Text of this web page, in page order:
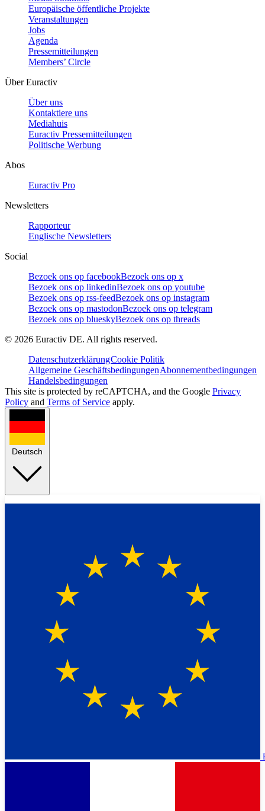
Europäische öffentliche Projekte
Veranstaltungen
Jobs
Agenda
Pressemitteilungen
Members’ Circle
Über Euractiv
Über uns
Kontaktiere uns
Mediahuis
Euractiv Pressemitteilungen
Politische Werbung
Abos
Euractiv Pro
Newsletters
Rapporteur
Englische Newsletters
Social
Bezoek ons op facebookBezoek ons op x
Bezoek ons op linkedinBezoek ons op youtube
Bezoek ons op rss-feedBezoek ons op instagram
Bezoek ons op mastodonBezoek ons op telegram
Bezoek ons op blueskyBezoek ons op threads
© 2026 Euractiv DE. All rights reserved.
DatenschutzerklärungCookie Politik
Allgemeine GeschäftsbedingungenAbonnementbedingungen
Handelsbedingungen
This site is protected by reCAPTCHA, and the Google Privacy
Policy and Terms of Service apply.
Deutsch